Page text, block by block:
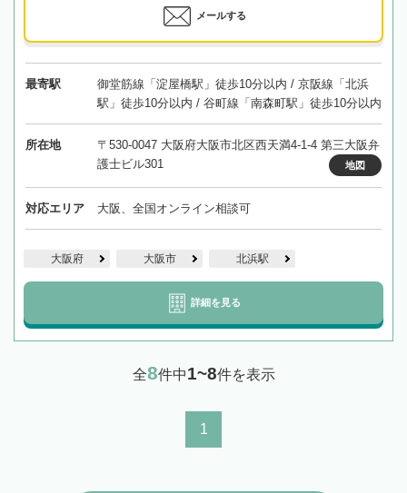
メールする
最寄駅
御堂筋線「淀屋橋駅」徒歩10分以内 / 京阪線「北浜
駅」徒歩10分以内 / 谷町線「南森町駅」徒歩10分以内
所在地
〒530-0047 大阪府大阪市北区西天満4-1-4 第三大阪弁
護士ビル301
地図
対応エリア 大阪、全国オンライン相談可
大阪府 大阪市 北浜駅
詳細を見る
全8件中1~8件を表示
1